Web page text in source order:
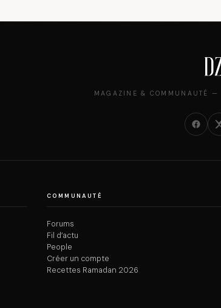
MAGAZINE & COMMUNAUTÉ —
COMMUNAUTÉ
Forums
Fil d’actu
People
Créer un compte
Recettes Ramadan 2026